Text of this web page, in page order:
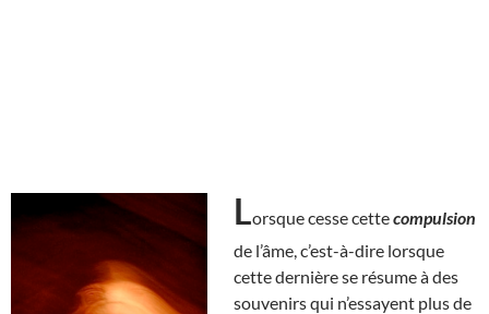
Lorsque cesse cettecompulsion
de l’âme, c’est-à-dire lorsque
cette dernière se résume à des
souvenirs qui n’essayent plus de